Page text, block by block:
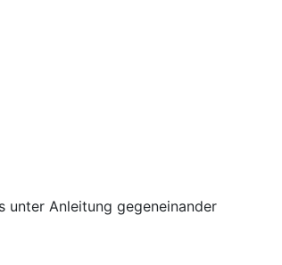
unter Anleitung gegeneinander